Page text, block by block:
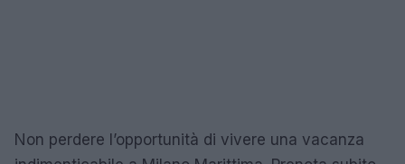
Non perdere l’opportunità di vivere una vacanza